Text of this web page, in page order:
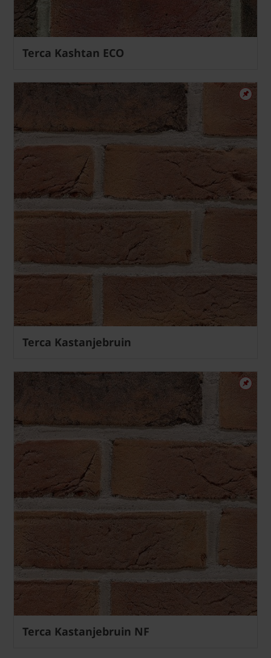
Terca Kashtan ECO
Terca Kastanjebruin
Terca Kastanjebruin NF